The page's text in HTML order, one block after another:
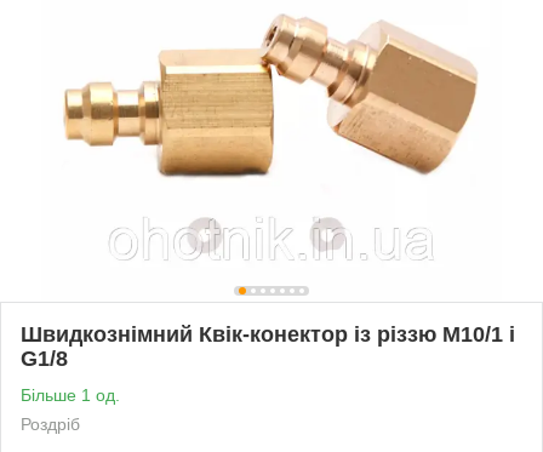
Швидкознімний Квік-конектор із різзю М10/1 і
G1/8
Більше 1 од.
Роздріб